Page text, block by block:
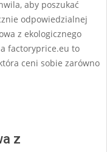
aby poszukać
odpowiedzialnej
z ekologicznego
factoryprice.eu to
ceni sobie zarówno
z